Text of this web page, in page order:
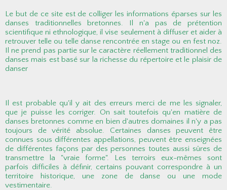
Le but de ce site est de colliger les informations éparses sur les
danses traditionnelles bretonnes. Il n'a pas de prétention
scientifique ni ethnologique, il vise seulement à diffuser et aider à
retrouver telle ou telle danse rencontrée en stage ou en fest noz.
Il ne prend pas partie sur le caractère réellement traditionnel des
danses mais est basé sur la richesse du répertoire et le plaisir de
danser
Il est probable qu'il y ait des erreurs merci de me les signaler,
que je puisse les corriger. On sait toutefois qu'en matière de
danses bretonnes comme en bien d'autres domaines il n'y a pas
toujours de vérité absolue. Certaines danses peuvent être
connues sous différentes appellations, peuvent être enseignées
de différentes façons par des personnes toutes aussi sûres de
transmettre la "vraie forme". Les terroirs eux-mêmes sont
parfois difficiles à définir, certains pouvant correspondre à un
territoire historique, une zone de danse ou une mode
vestimentaire.